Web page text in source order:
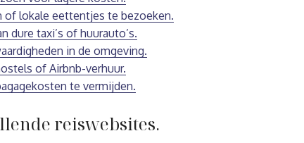
of lokale eettentjes te bezoeken.
dure taxi’s of huurauto’s.
in de omgeving.
of Airbnb-verhuur.
te vermijden.
reiswebsites.